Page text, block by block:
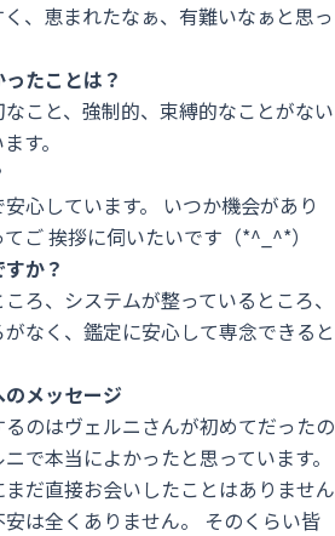
ぐ
応
募
す
る
、恵まれたなぁ、有難いなぁと思っ
たことは？
こと、強制的、束縛的なことがない
す。
心しています。 いつか機会があり
ご 挨拶に伺いたいです（*^_^*）
か？
ろ、システムが整っているところ、
なく、鑑定に安心して専念できると
メッセージ
のはヴェルニさんが初めてだったの
で本当によかったと思っています。
だ直接お会いしたことはありません
は全くありません。 そのくらい皆